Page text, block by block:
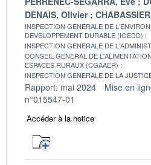
DENAIS, Olivier
INSPECTION GENERALE DE
DEVELOPPEMENT DURABLE (IGEDD)
INSPECTION GENERALE DE
CONSEIL GENERAL DE
ESPACES RURAUX (CGAAER)
INSPECTION GENERALE DE LA
Rapport: mai 2024 Mise en
n°015547-01
Accéder à la notice